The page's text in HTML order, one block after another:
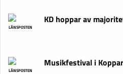
LÄNSPOSTEN
KD hoppar av
LÄNSPOSTEN
Musikfestival i